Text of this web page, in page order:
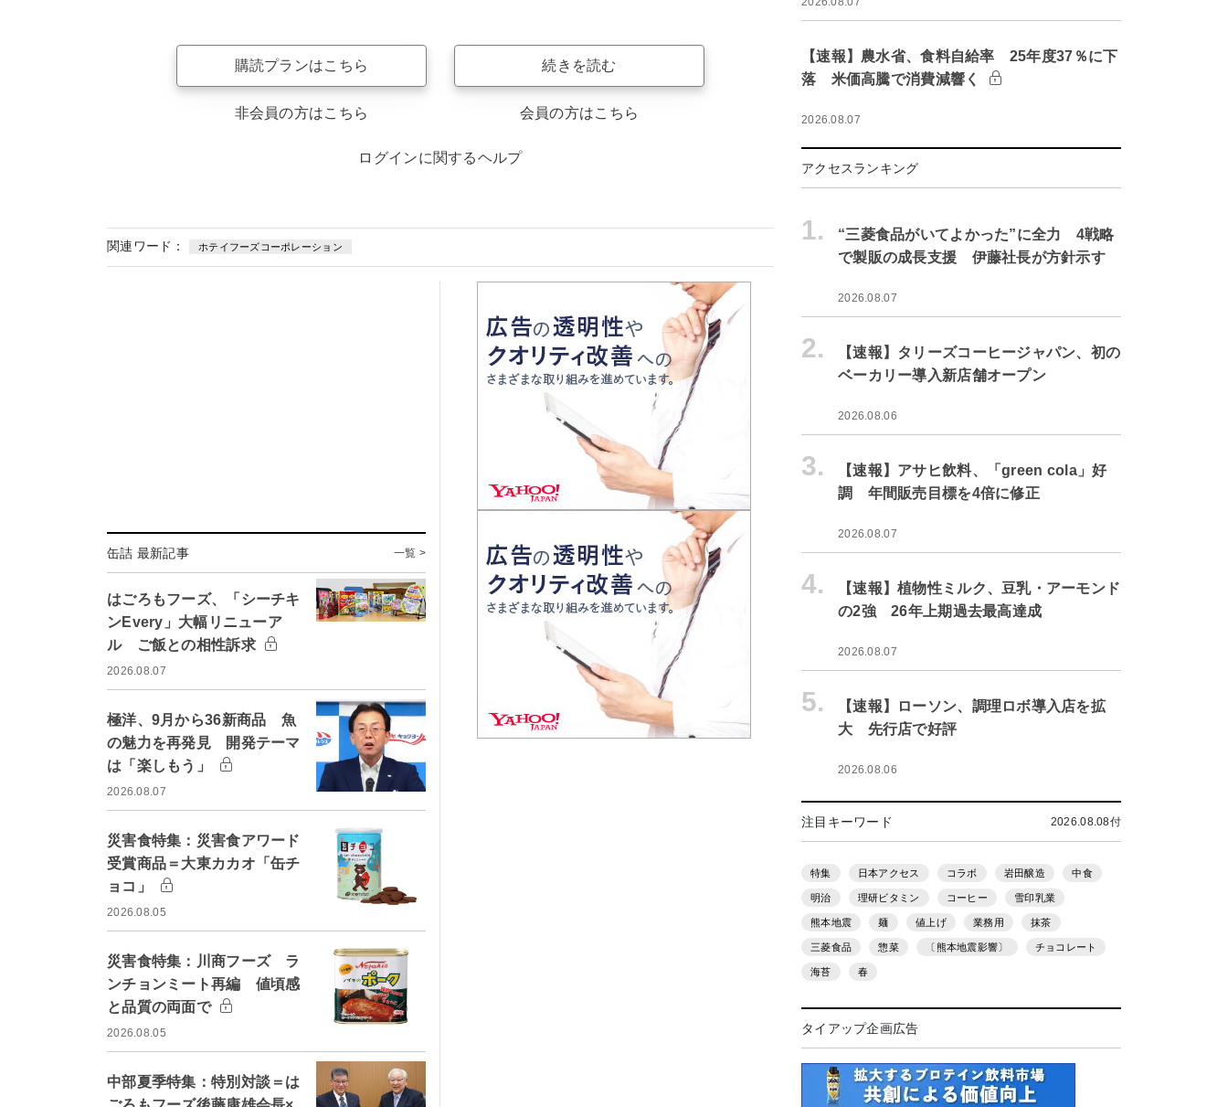
購読プランはこちら
非会員の方はこちら
続きを読む
会員の方はこちら
ログインに関するヘルプ
関連ワード： ホテイフーズコーポレーション
缶詰 最新記事 一覧 >
はごろもフーズ、「シーチキ
ンEvery」大幅リニューア
ル ご飯との相性訴求
2026.08.07
極洋、9月から36新商品 魚
の魅力を再発見 開発テーマ
は「楽しもう」
2026.08.07
災害食特集：災害食アワード
受賞商品＝大東カカオ「缶チ
ョコ」
2026.08.05
災害食特集：川商フーズ ラ
ンチョンミート再編 値頃感
と品質の両面で
2026.08.05
中部夏季特集：特別対談＝は
【速報】農水省、食料自給率 25年度37％に下
落 米価高騰で消費減響く
2026.08.07
アクセスランキング
1.
“三菱食品がいてよかった”に全力 4戦略
で製販の成長支援 伊藤社長が方針示す
2026.08.07
2.
【速報】タリーズコーヒージャパン、初の
ベーカリー導入新店舗オープン
2026.08.06
3.
【速報】アサヒ飲料、「green cola」好
調 年間販売目標を4倍に修正
2026.08.07
4.
【速報】植物性ミルク、豆乳・アーモンド
の2強 26年上期過去最高達成
2026.08.07
5.
【速報】ローソン、調理ロボ導入店を拡
大 先行店で好評
2026.08.06
注目キーワード 2026.08.08付
特集 日本アクセス コラボ 岩田醸造 中食
明治 理研ビタミン コーヒー 雪印乳業
熊本地震 麺 値上げ 業務用 抹茶
三菱食品 惣菜 〔熊本地震影響〕 チョコレート
海苔 春
タイアップ企画広告